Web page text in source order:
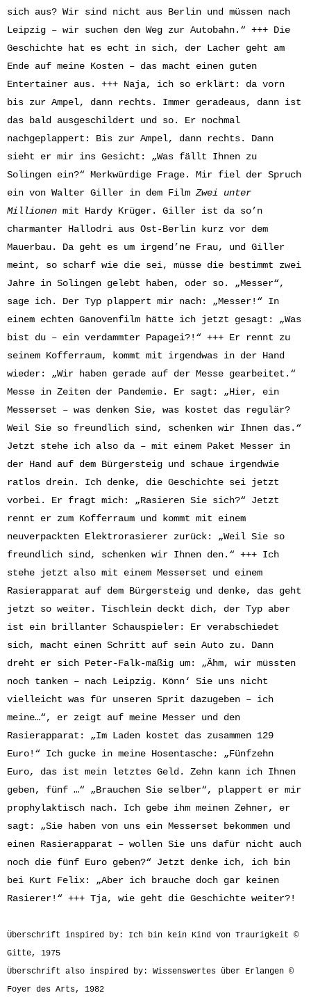
sich aus? Wir sind nicht aus Berlin und müssen nach
Leipzig – wir suchen den Weg zur Autobahn.“ +++ Die
Geschichte hat es echt in sich, der Lacher geht am
Ende auf meine Kosten – das macht einen guten
Entertainer aus. +++ Naja, ich so erklärt: da vorn
bis zur Ampel, dann rechts. Immer geradeaus, dann ist
das bald ausgeschildert und so. Er nochmal
nachgeplappert: Bis zur Ampel, dann rechts. Dann
sieht er mir ins Gesicht: „Was fällt Ihnen zu
Solingen ein?“ Merkwürdige Frage. Mir fiel der Spruch
ein von Walter Giller in dem FilmZwei unter
Millionen mit Hardy Krüger. Giller ist da so’n
charmanter Hallodri aus Ost-Berlin kurz vor dem
Mauerbau. Da geht es um irgend’ne Frau, und Giller
meint, so scharf wie die sei, müsse die bestimmt zwei
Jahre in Solingen gelebt haben, oder so. „Messer“,
sage ich. Der Typ plappert mir nach: „Messer!“ In
einem echten Ganovenfilm hätte ich jetzt gesagt: „Was
bist du – ein verdammter Papagei?!“ +++ Er rennt zu
seinem Kofferraum, kommt mit irgendwas in der Hand
wieder: „Wir haben gerade auf der Messe gearbeitet.“
Messe in Zeiten der Pandemie. Er sagt: „Hier, ein
Messerset – was denken Sie, was kostet das regulär?
Weil Sie so freundlich sind, schenken wir Ihnen das.“
Jetzt stehe ich also da – mit einem Paket Messer in
der Hand auf dem Bürgersteig und schaue irgendwie
ratlos drein. Ich denke, die Geschichte sei jetzt
vorbei. Er fragt mich: „Rasieren Sie sich?“ Jetzt
rennt er zum Kofferraum und kommt mit einem
neuverpackten Elektrorasierer zurück: „Weil Sie so
freundlich sind, schenken wir Ihnen den.“ +++ Ich
stehe jetzt also mit einem Messerset und einem
Rasierapparat auf dem Bürgersteig und denke, das geht
jetzt so weiter. Tischlein deckt dich, der Typ aber
ist ein brillanter Schauspieler: Er verabschiedet
sich, macht einen Schritt auf sein Auto zu. Dann
dreht er sich Peter-Falk-mäßig um: „Ähm, wir müssten
noch tanken – nach Leipzig. Könn‘ Sie uns nicht
vielleicht was für unseren Sprit dazugeben – ich
meine…“, er zeigt auf meine Messer und den
Rasierapparat: „Im Laden kostet das zusammen 129
Euro!“ Ich gucke in meine Hosentasche: „Fünfzehn
Euro, das ist mein letztes Geld. Zehn kann ich Ihnen
geben, fünf …“ „Brauchen Sie selber“, plappert er mir
prophylaktisch nach. Ich gebe ihm meinen Zehner, er
sagt: „Sie haben von uns ein Messerset bekommen und
einen Rasierapparat – wollen Sie uns dafür nicht auch
noch die fünf Euro geben?“ Jetzt denke ich, ich bin
bei Kurt Felix: „Aber ich brauche doch gar keinen
Rasierer!“ +++ Tja, wie geht die Geschichte weiter?!
Überschrift inspired by: Ich bin kein Kind von Traurigkeit ©
Gitte, 1975
Überschrift also inspired by: Wissenswertes über Erlangen ©
Foyer des Arts, 1982